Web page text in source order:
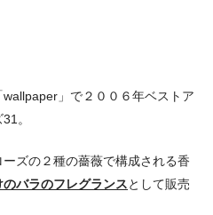
」で２００６年ベストア
。
ズの２種の薔薇で構成される香
バラのフレグランス として販売